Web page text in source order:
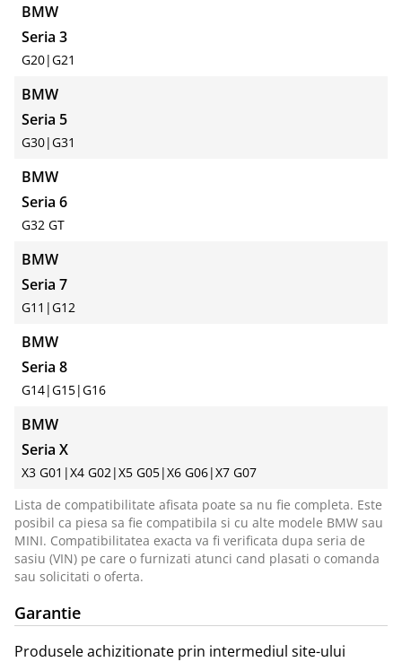
BMW
Seria 3
G20|G21
BMW
Seria 5
G30| G31
BMW
Seria 6
G32 GT
BMW
Seria 7
G11 | G12
BMW
Seria 8
G14|G15|G16
BMW
Seria X
X3 G01 |X4 G02|X5 G05|X6 G06|X7 G07
Lista de compatibilitate afisata poate sa nu fie completa. Este
posibil ca piesa sa fie compatibila si cu alte modele BMW sau
MINI. Compatibilitatea exacta va fi verificata dupa seria de
sasiu (VIN) pe care o furnizati atunci cand plasati o comanda
sau solicitati o oferta.
Garantie
Produsele achizitionate prin intermediul site-ului